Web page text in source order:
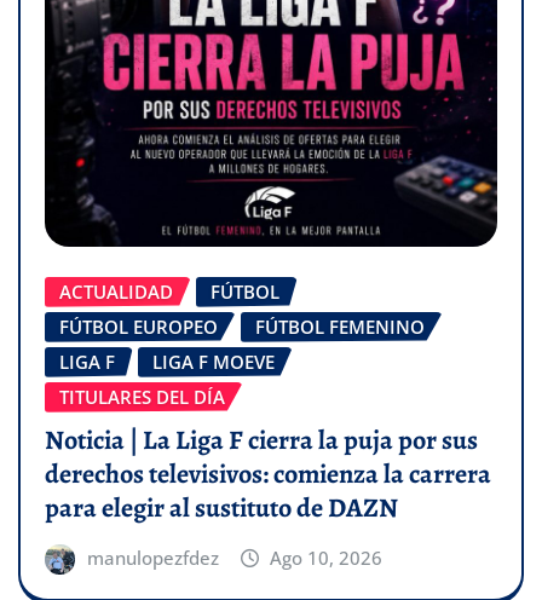
ACTUALIDAD
FÚTBOL
FÚTBOL EUROPEO
FÚTBOL FEMENINO
LIGA F
LIGA F MOEVE
TITULARES DEL DÍA
Noticia | La Liga F cierra la puja por sus
derechos televisivos: comienza la carrera
para elegir al sustituto de DAZN
manulopezfdez Ago 10, 2026